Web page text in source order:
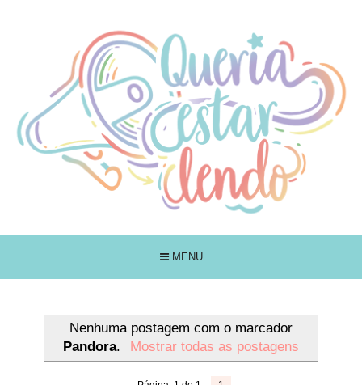
MENU
Nenhuma postagem com o marcador
Pandora. Mostrar todas as postagens